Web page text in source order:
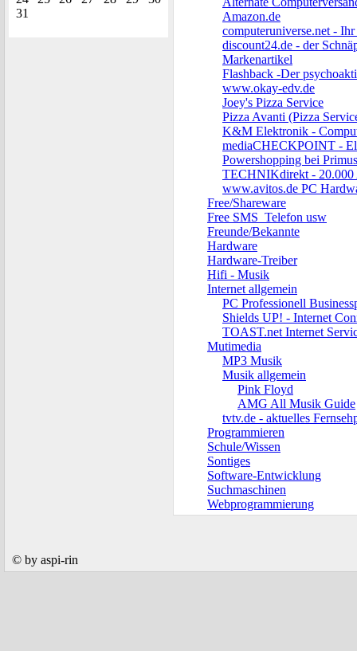
31
Amazon.de
computeruniverse.net -
discount24.de - der
Markenartikel
Flashback -Der
www.okay-edv.de
Joey's Pizza Service
Pizza Avanti (Pizza
K&M Elektronik -
mediaCHECKPOINT -
Powershopping bei
TECHNIKdirekt - 20.000
www.avitos.de PC
Free/Shareware
Free SMS_Telefon usw
Freunde/Bekannte
Hardware
Hardware-Treiber
Hifi - Musik
Internet allgemein
PC Professionell
Shields UP! - Internet
TOAST.net Internet
Mutimedia
MP3 Musik
Musik allgemein
Pink Floyd
AMG All Musik Guide
tvtv.de - aktuelles
Programmieren
Schule/Wissen
Sontiges
Software-Entwicklung
Suchmaschinen
Webprogrammierung
© by aspi-rin